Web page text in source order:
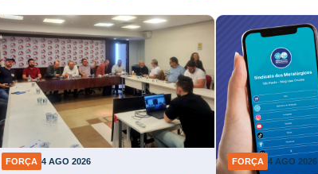
FORÇA 4 AGO 2026 FORÇA 4 AGO 2026